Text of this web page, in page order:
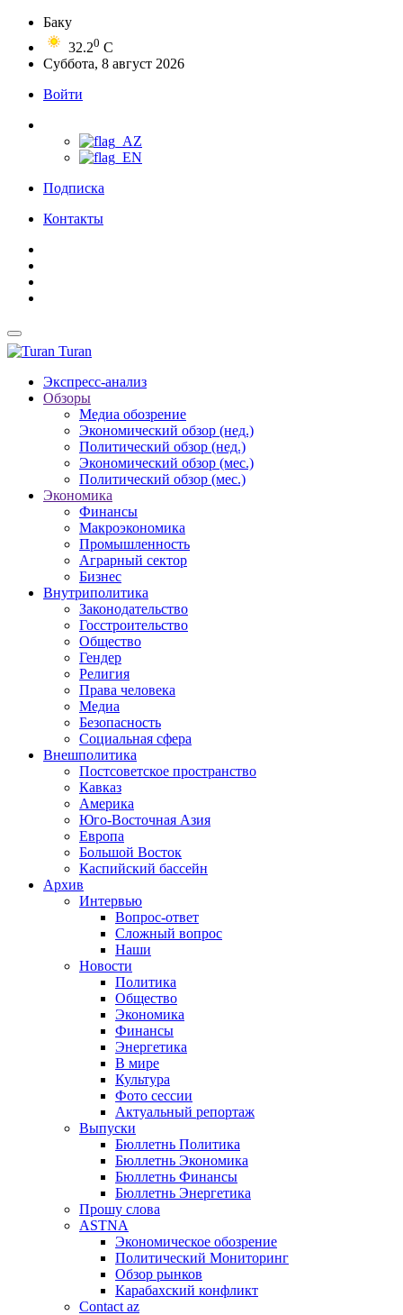
Баку
32.20 C
Суббота, 8 август 2026
Войти
Подписка
Контакты
Turan
Экспресс-анализ
Обзоры
Медиа обозрение
Экономический обзор (нед.)
Политический обзор (нед.)
Экономический обзор (мес.)
Политический обзор (мес.)
Экономика
Финансы
Макроэкономика
Промышленность
Аграрный сектор
Бизнес
Внутриполитика
Законодательство
Госстроительство
Общество
Гендер
Религия
Права человека
Медиа
Безопасность
Социальная сфера
Внешполитика
Постсоветское пространство
Кавказ
Америка
Юго-Восточная Азия
Европа
Большой Восток
Каспийский бассейн
Архив
Интервью
Вопрос-ответ
Сложный вопрос
Наши
Новости
Политика
Общество
Экономика
Финансы
Энергетика
В мире
Культура
Фото сессии
Актуальный репортаж
Выпуски
Бюллетнь Политика
Бюллетнь Экономика
Бюллетнь Финансы
Бюллетнь Энергетика
Прошу слова
ASTNA
Экономическое обозрение
Политический Мониторинг
Обзор рынков
Карабахский конфликт
Contact az